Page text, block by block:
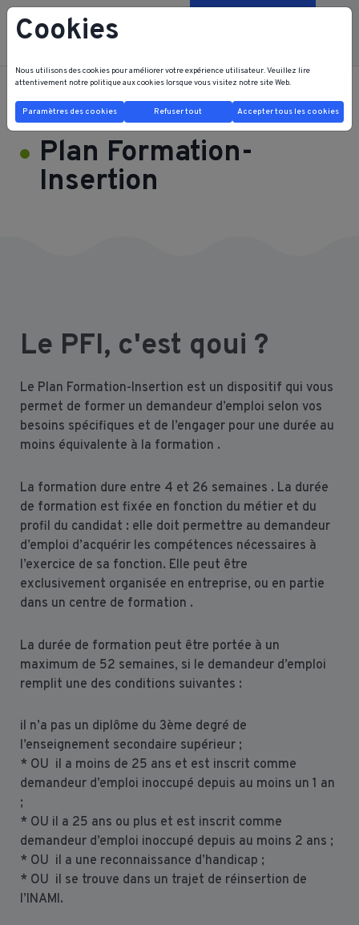
FRB FRI HOME FORMATIONS Plan Formation-Insertion
Plan Formation-
Insertion
Le PFI, c'est qoui ?
Le Plan Formation-Insertion est un dispositif qui vous
permet de former un demandeur d’emploi selon vos
besoins spécifiques et de l’engager pour une durée au
moins équivalente à la formation .
La formation dure entre 4 et 26 semaines . La durée
de formation est fixée en fonction du métier et du
profil du candidat : elle doit permettre au demandeur
d’emploi d’acquérir les compétences nécessaires à
l’exercice de sa fonction. Elle peut être
exclusivement organisée en entreprise, ou en partie
dans un centre de formation .
La durée de formation peut être portée à un
maximum de 52 semaines, si le demandeur d’emploi
remplit une des conditions suivantes :
il n’a pas un diplôme du 3ème degré de
l’enseignement secondaire supérieur ;
* OU il a moins de 25 ans et est inscrit comme
demandeur d’emploi inoccupé depuis au moins un 1 an
;
* OU il a 25 ans ou plus et est inscrit comme
demandeur d’emploi inoccupé depuis au moins 2 ans ;
* OU il a une reconnaissance d’handicap ;
* OU il se trouve dans un trajet de réinsertion de
l’INAMI.
Cookies
Nous utilisons des cookies pour améliorer votre expérience utilisateur. Veuillez lire
attentivement notre politique aux cookies lorsque vous visitez notre site Web.
Paramètres des cookies Refuser tout Accepter tous les cookies